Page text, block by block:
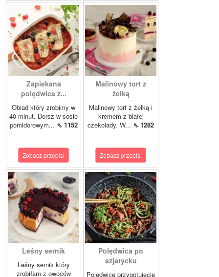
Zapiekana
polędwica z...
Obiad który zrobimy w
40 minut. Dorsz w sosie
pomidorowym... ⇖ 1152
Zobacz przepis!
Malinowy tort z
żelką
Malinowy tort z żelką i
kremem z białej
czekolady. W... ⇖ 1282
Zobacz przepis!
Leśny sernik
Leśny sernik który
zrobiłam z owoców
Polędwica po
azjatycku
Polędwicę przygotujecie